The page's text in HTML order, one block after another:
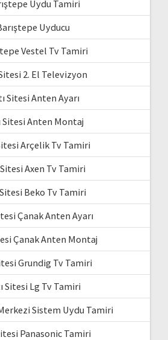
Uydu Tamiri
Uyducu
Vestel Tv Tamiri
2. El Televizyon
Sitesi Anten Ayarı
Sitesi Anten Montaj
Arçelik Tv Tamiri
Axen Tv Tamiri
Beko Tv Tamiri
Çanak Anten Ayarı
Çanak Anten Montaj
Grundig Tv Tamiri
Sitesi Lg Tv Tamiri
Sistem Uydu Tamiri
Panasonic Tamiri